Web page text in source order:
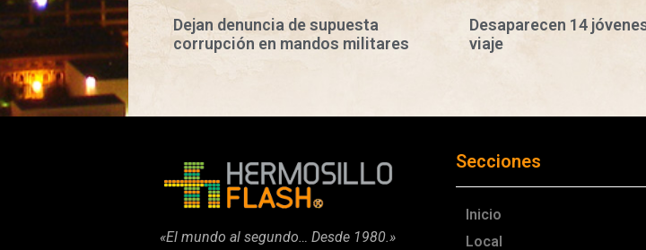
Dejan denuncia de supuesta
corrupción en mandos militares
Desaparecen 14
viaje
«El mundo al segundo… Desde 1980.»
Secciones
Inicio
Local